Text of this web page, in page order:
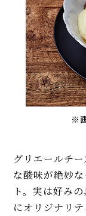
※
グリエールチ
な酸味が絶妙
ト。実は好み
にオリジナリ